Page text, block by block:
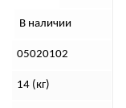
В наличии
05020102
14 (кг)